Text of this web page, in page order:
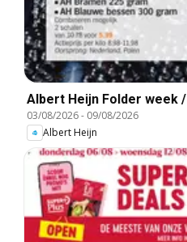
Albert Heijn Folder week
03/08/2026- 09/08/2026
Albert Heijn